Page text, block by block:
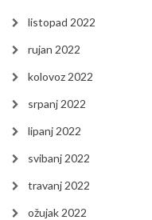
listopad 2022
rujan 2022
kolovoz 2022
srpanj 2022
lipanj 2022
svibanj 2022
travanj 2022
ožujak 2022